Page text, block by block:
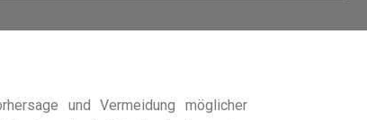
und Vermeidung möglicher